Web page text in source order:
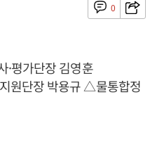
0
평가단장 김영훈
원단장 박용규 △물통합정